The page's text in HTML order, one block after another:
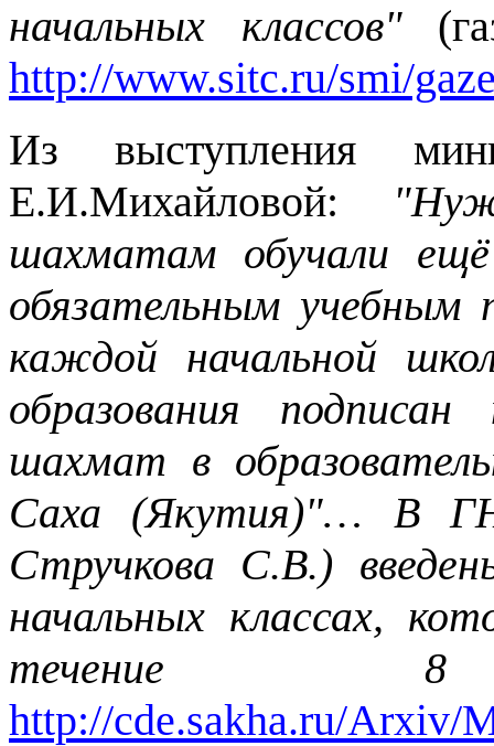
начальных классов"
http://www.sitc.ru/smi/
Из выступления
Е.И.Михайловой:
шахматам обучали
обязательным учебным
каждой начальной
образования
шахмат в
Саха (Якутия)"… В
Стручкова С.В.)
начальных классах,
течение
http://cde.sakha.ru/Arxiv/